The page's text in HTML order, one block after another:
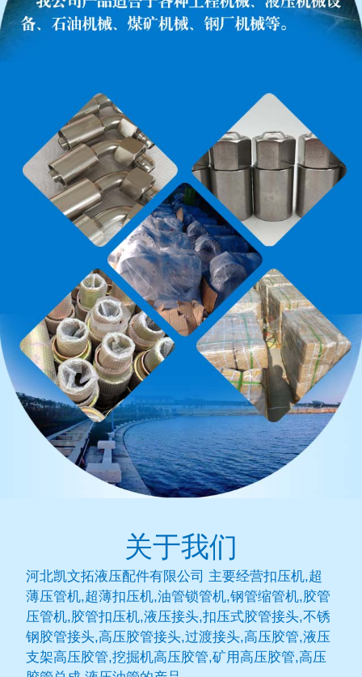
关于我们
河北凯文拓液压配件有限公司 主要经营扣压机,超
薄压管机,超薄扣压机,油管锁管机,钢管缩管机,胶管
压管机,胶管扣压机,液压接头,扣压式胶管接头,不锈
钢胶管接头,高压胶管接头,过渡接头,高压胶管,液压
支架高压胶管,挖掘机高压胶管,矿用高压胶管,高压